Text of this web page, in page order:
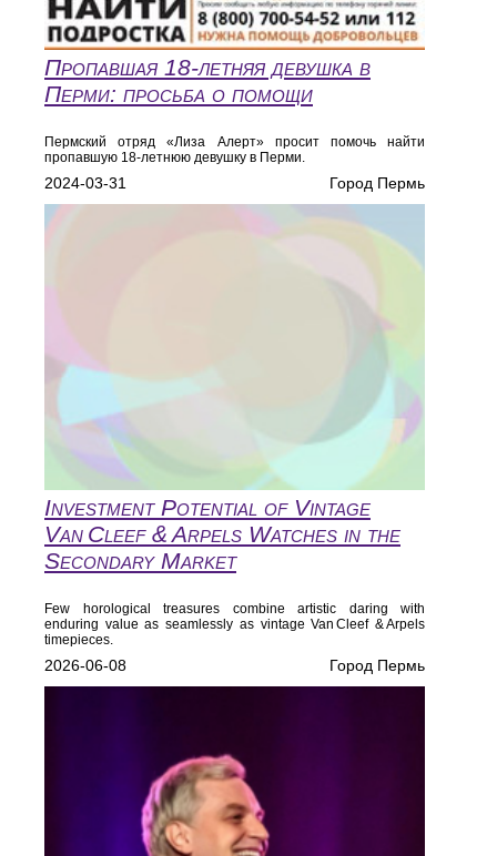
Пропавшая 18-летняя девушка в
Перми: просьба о помощи
Пермский отряд «Лиза Алерт» просит помочь найти
пропавшую 18-летнюю девушку в Перми.
2024-03-31 Город Пермь
Investment Potential of Vintage
Van Cleef & Arpels Watches in the
Secondary Market
Few horological treasures combine artistic daring with
enduring value as seamlessly as vintage Van Cleef & Arpels
timepieces.
2026-06-08 Город Пермь